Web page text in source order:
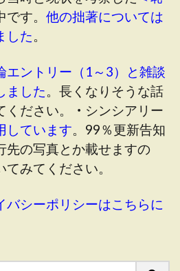
す。 他の拙著については
した。
エントリー（1～3）と雑談
ました。長くなりそうな話
ださい。
・ シンシアリー
しています。99％更新告知
先の写真とか載せますの
みてください。
バシーポリシーはこちらに